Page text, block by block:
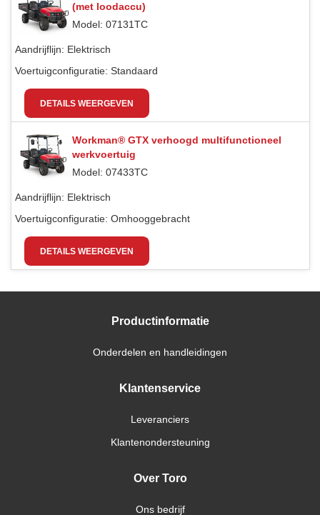
(met loodaccu)
Model: 07131TC
Aandrijflijn: Elektrisch
Voertuigconfiguratie: Standaard
DETAILS WEERGEVEN
Workman® GTX verhoogd multifunctioneel
werkvoertuig
Model: 07433TC
Aandrijflijn: Elektrisch
Voertuigconfiguratie: Omhooggebracht
DETAILS WEERGEVEN
Productinformatie
Onderdelen en handleidingen
Klantenservice
Leveranciers
Klantenondersteuning
Over Toro
Ons bedrijf